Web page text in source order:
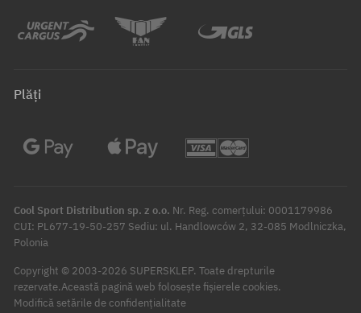
Plăți
Cool Sport Distribution sp. z o.o. Nr. Reg. comerțului: 0001179986
CUI: PL677-19-50-257 Sediu: ul. Handlowców 2, 32-085 Modlniczka,
Polonia
Copyright © 2003-2026 SUPERSKLEP. Toate drepturile
rezervate.Această pagină web folosește fișierele cookies.
Modifică setările de confidențialitate